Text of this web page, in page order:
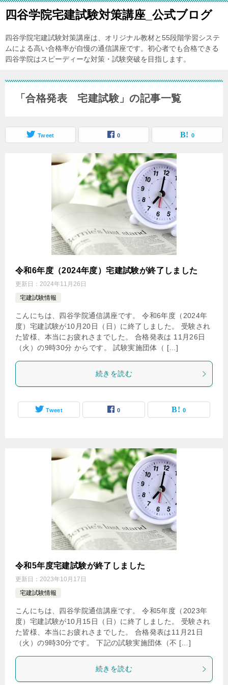
四谷学院宅建試験対策講座_公式ブログ
四谷学院宅建試験対策講座は、オリジナル教材と55段階学習システ
ムによる高い合格率が自慢の通信講座です。初心者でも合格できる
四谷学院はスピーディーな対策・試験突破を目指します。
「合格発表 宅建試験」の記事一覧
Tweet 0 0
令和6年度（2024年度）宅建試験が終了しました
更新日： 2024年11月26日
宅建試験情報
こんにちは、四谷学院通信講座です。 令和6年度（2024年
度）宅建試験が10月20日（日）に終了しました。 受験され
た皆様、本当にお疲れさまでした。 合格発表は 11月26日
（火）の9時30分 からです。 試験実施団体（ […]
続きを読む
Tweet 0 0
令和5年度宅建試験が終了しました
更新日： 2023年10月17日
宅建試験情報
こんにちは、四谷学院通信講座です。 令和5年度（2023年
度）宅建試験が10月15日（日）に終了しました。 受験され
た皆様、本当にお疲れさまでした。 合格発表は11月21日
（火）の9時30分です。 下記の試験実施団体（不 […]
続きを読む